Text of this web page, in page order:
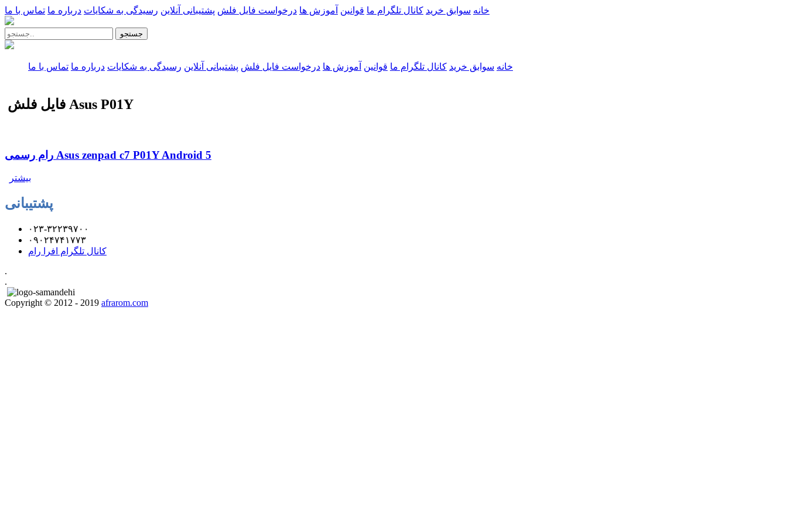
خانه سوابق خرید کانال تلگرام ما قوانین آموزش ها درخواست فایل فلش پشتیبانی آنلاین رسیدگی به شکایات درباره ما تماس با ما
جستجو
خانه سوابق خرید کانال تلگرام ما قوانین آموزش ها درخواست فایل فلش پشتیبانی آنلاین رسیدگی به شکایات درباره ما تماس با ما
فایل فلش Asus P01Y
رام رسمی Asus zenpad c7 P01Y Android 5
بیشتر
پشتیبانی
۰۲۳-۳۲۲۳۹۷۰۰
۰۹۰۲۴۷۴۱۷۷۳
کانال تلگرام افرا رام
.
.
Copyright © 2012 - 2019 afrarom.com